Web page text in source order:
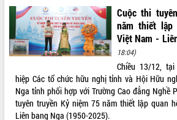
Thứ trưởng Bộ Nông nghiệp và Môi
trường Nguyễn Hoàng Hiệp khảo sát
vùng trồng và doanh nghiệp đóng gói
sầu riêng tại Đắk Lắk
Trình diễn nghệ thuật chế biến các
Đắk Lắk công bố Quy hoạch và xúc
tiến đầu tư tỉnh
Ngành cá ngừ Đắk Lắk chủ động thích
Cuộc thi
năm thiết lập
Việt Nam -
18:04)
Chiều 13/12,
hiệp Các tổ chức hữu nghị tỉnh và Hội Hữu
Nga tỉnh phối hợp với Trường Cao đẳng Nghề
tuyên truyền Kỷ niệm 75 năm thiết lập quan
Liên bang Nga (1950-2025).